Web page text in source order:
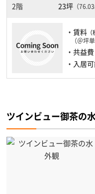
2階 23坪（
・賃料
（＠坪
・共益費
・入居
ツインビュー御茶の